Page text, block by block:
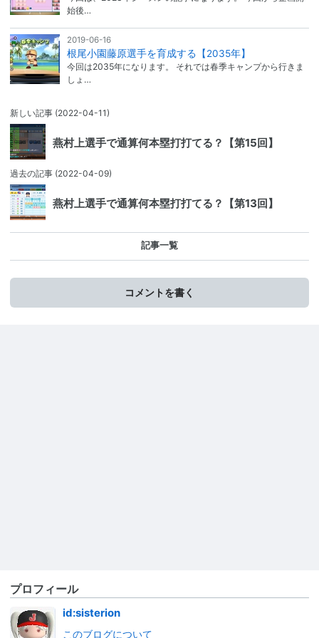
始後…
2019-06-16
根尾小園藤原選手を育成する【2035年】
今回は2035年になります。 それでは春季キャンプから行きま
しょ…
新しい記事 (2022-04-11)
燕村上選手で通算何本塁打打てる？【第15回】
過去の記事 (2022-04-09)
燕村上選手で通算何本塁打打てる？【第13回】
記事一覧
コメントを書く
プロフィール
id:sisterion
このブログについて